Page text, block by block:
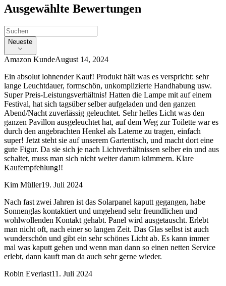
Ausgewählte Bewertungen
Neueste
Amazon KundeAugust 14, 2024
Ein absolut lohnender Kauf! Produkt hält was es verspricht: sehr
lange Leuchtdauer, formschön, unkomplizierte Handhabung usw.
Super Preis-Leistungsverhältnis! Hatten die Lampe mit auf einem
Festival, hat sich tagsüber selber aufgeladen und den ganzen
Abend/Nacht zuverlässig geleuchtet. Sehr helles Licht was den
ganzen Pavillon ausgeleuchtet hat, auf dem Weg zur Toilette war es
durch den angebrachten Henkel als Laterne zu tragen, einfach
super! Jetzt steht sie auf unserem Gartentisch, und macht dort eine
gute Figur. Da sie sich je nach Lichtverhältnissen selber ein und aus
schaltet, muss man sich nicht weiter darum kümmern. Klare
Kaufempfehlung!!
Kim Müller19. Juli 2024
Nach fast zwei Jahren ist das Solarpanel kaputt gegangen, habe
Sonnenglas kontaktiert und umgehend sehr freundlichen und
wohlwollenden Kontakt gehabt. Panel wird ausgetauscht. Erlebt
man nicht oft, nach einer so langen Zeit. Das Glas selbst ist auch
wunderschön und gibt ein sehr schönes Licht ab. Es kann immer
mal was kaputt gehen und wenn man dann so einen netten Service
erlebt, dann kauft man da auch sehr gerne wieder.
Robin Everlast11. Juli 2024